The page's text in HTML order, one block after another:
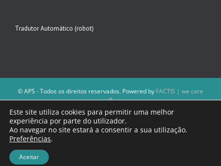
Tradutor Automático (robot)
© APS - Todos os direitos reservados. Powered by FACTIS | we care
iT
A Direção da APS reserva-se o direito de não publicar conteúdos que
violem as leis nacionais.
Os textos assinados e as imagens depositadas são da inteira
Este site utiliza cookies para permitir uma melhor
experiência por parte do utilizador.
Ao navegar no site estará a consentir a sua utilização.
Preferências.
Aceitar